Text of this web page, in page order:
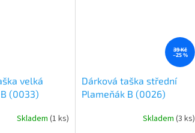
velká
(0033)
Skladem (1 ks)
39 Kč
–25 %
Dárková taška střední
Plameňák B (0026)
Skladem(3 ks)